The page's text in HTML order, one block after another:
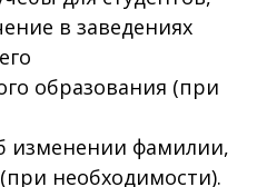
в заведениях
образования (при
изменении фамилии,
необходимости).